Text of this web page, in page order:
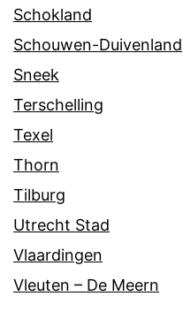
Schokland
Schouwen-Duivenland
Sneek
Terschelling
Texel
Thorn
Tilburg
Utrecht Stad
Vlaardingen
Vleuten – De Meern